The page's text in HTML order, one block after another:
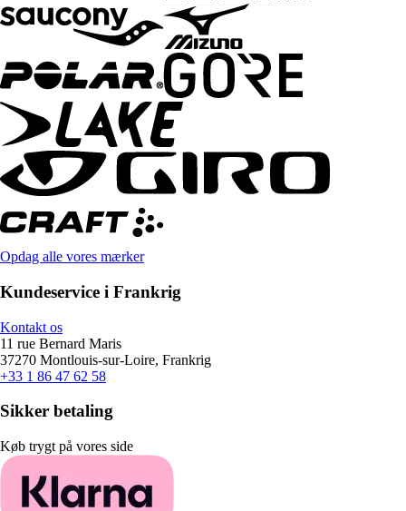
Opdag alle vores mærker
Kundeservice i Frankrig
Kontakt os
11 rue Bernard Maris
37270 Montlouis-sur-Loire, Frankrig
+33 1 86 47 62 58
Sikker betaling
Køb trygt på vores side